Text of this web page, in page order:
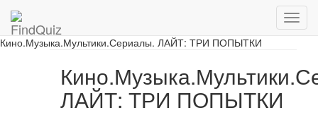
Кино.Музыка.Мультики.Сериалы. ЛАЙТ: ТРИ ПОПЫТКИ
ЛАЙТ: ТРИ ПОПЫТКИ